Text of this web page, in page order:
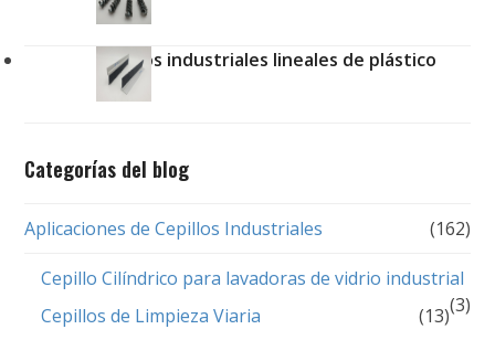
Cepillos industriales lineales de plástico
Categorías del blog
Aplicaciones de Cepillos Industriales (162)
Cepillo Cilíndrico para lavadoras de vidrio industrial
(3)
Cepillos de Limpieza Viaria
(13)